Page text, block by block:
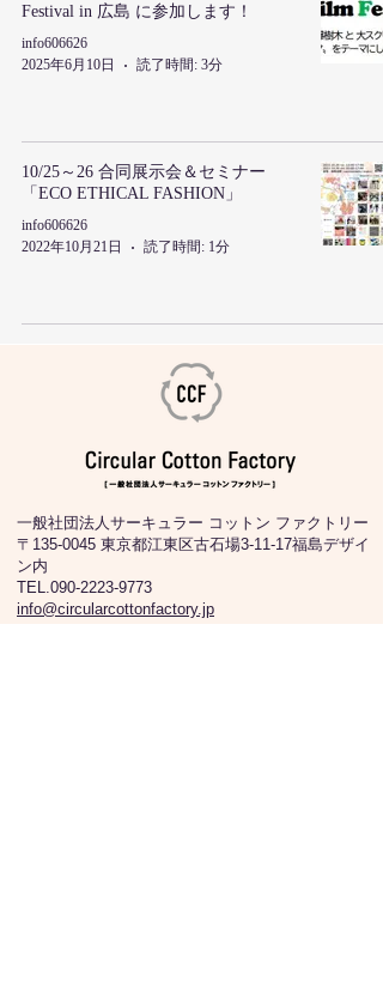
Festival in 広島 に参加します！
info606626
2025年6月10日
読了時間: 3分
10/25～26 合同展示会＆セミナー
「ECO ETHICAL FASHION」
info606626
2022年10月21日
読了時間: 1分
一般社団法人サーキュラー コットン ファクトリー
〒135-0045 東京都江東区古石場3-11-17福島デザイ
ン内
TEL.090-2223-9773
info@circularcottonfactory.jp